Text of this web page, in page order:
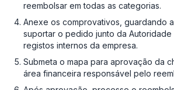
reembolsar em todas as categorias.
Anexe os comprovativos, guardando
suportar o pedido junto da Autoridade
registos internos da empresa.
Submeta o mapa para aprovação da
área financeira responsável pelo